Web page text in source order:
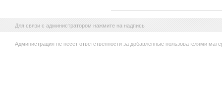
Для связи с администратором нажмите на надпись
Администрация не несет ответственности за добавленные пользователями